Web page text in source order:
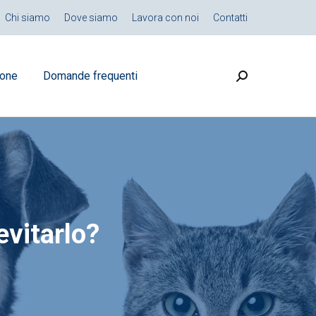
Chi siamo Dove siamo Lavora con noi Contatti
Domande frequenti Search: